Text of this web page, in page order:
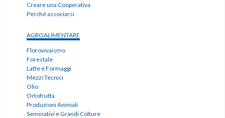
Creare una Cooperativa
Perché associarsi
AGROALIMENTARE
Florovivaismo
Forestale
Latte e Formaggi
Mezzi Tecnici
Olio
Ortofrutta
Produzioni Animali
Seminativi e Grandi Colture